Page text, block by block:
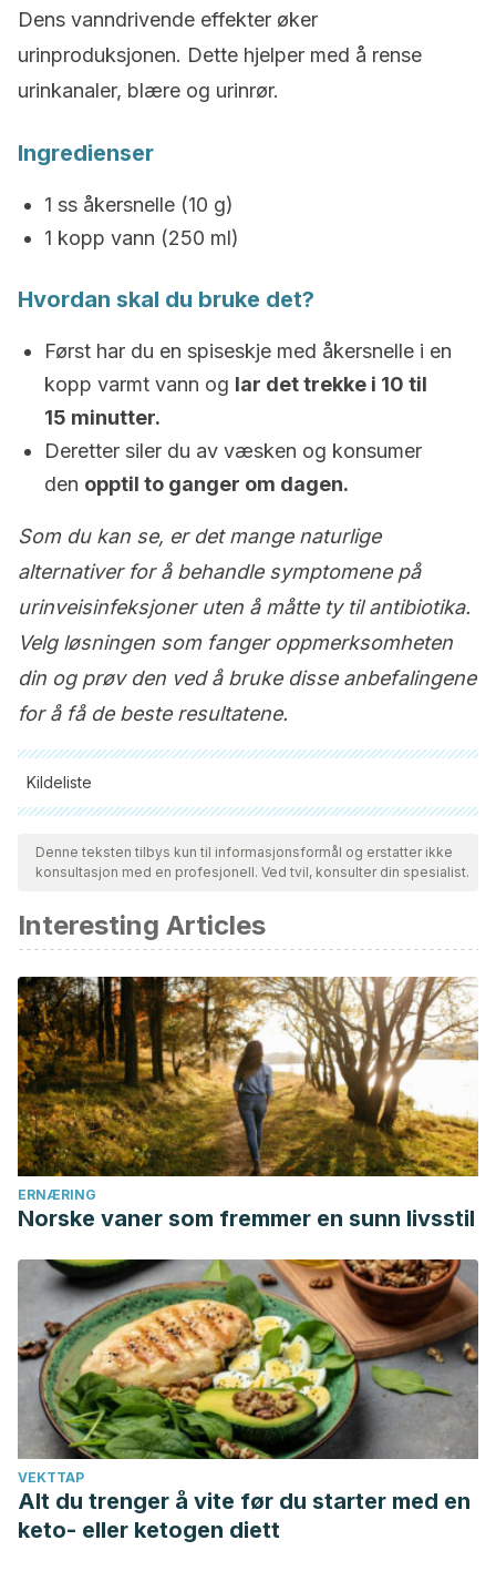
Dens vanndrivende effekter øker
urinproduksjonen. Dette hjelper med å rense
urinkanaler, blære og urinrør.
Ingredienser
1 ss åkersnelle (10 g)
1 kopp vann (250 ml)
Hvordan skal du bruke det?
Først har du en spiseskje med åkersnelle i en
kopp varmt vann og lar det trekke i 10 til
15 minutter.
Deretter siler du av væsken og konsumer
den opptil to ganger om dagen.
Som du kan se, er det mange naturlige
alternativer for å behandle symptomene på
urinveisinfeksjoner uten å måtte ty til antibiotika.
Velg løsningen som fanger oppmerksomheten
din og prøv den ved å bruke disse anbefalingene
for å få de beste resultatene.
Kildeliste
Alle siterte kilder ble grundig gjennomgått av teamet vårt for å
sikre deres kvalitet, pålitelighet, aktualitet og validitet.
Bibliografien i denne artikkelen ble betraktet som pålitelig og
Sowjanya Pulipati, Puttagunta Srinivasa Babu, M Lakshmi
Narasu, Nagisetty Anusha. Journal of Medicinal Plants
Studies. An overview on urinary tract infections and
effective natural remedies. (2017).
plantsjournal.com/archives/2017/vol5issue6/PartA/5-6-
7-566.pdf
M. Roshni Amalaradjou, K. Venkitanarayanan. Natural
Approaches for Controlling Urinary Tract Infections.
cdn.intechweb.org/pdfs/20575.pdf
Queenslan Health. Urinary Tract Infection.
health.qld.gov.au/__data/assets/pdf_file/0016/430405/ed-
Denne teksten tilbys kun til informasjonsformål og erstatter ikke
konsultasjon med en profesjonell. Ved tvil, konsulter din spesialist.
Interesting Articles
ERNÆRING
Norske vaner som fremmer en sunn livsstil
VEKTTAP
Alt du trenger å vite før du starter med en
keto- eller ketogen diett